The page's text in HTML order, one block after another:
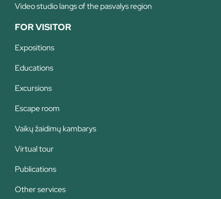
Video studio langs of the pasvalys region
FOR VISITOR
Expositions
Educations
Excursions
Escape room
Vaikų žaidimų kambarys
Virtual tour
Publications
Other services